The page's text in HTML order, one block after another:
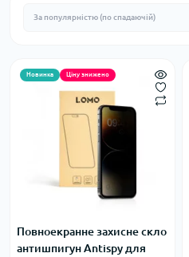
Новинка Ціну знижено
Повноекранне захисне скло
антишпигун Antispy для